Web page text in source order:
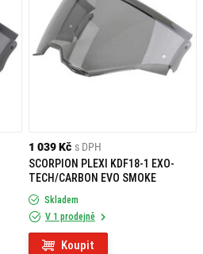
1 039 Kč s DPH
SCORPION PLEXI KDF18-1 EXO-
TECH/CARBON EVO SMOKE
Skladem
V 1 prodejně
Koupit